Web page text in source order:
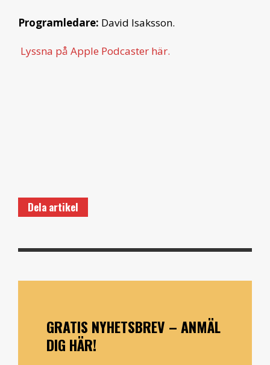
Programledare: David Isaksson.
Lyssna på Apple Podcaster här.
Dela artikel
GRATIS NYHETSBREV – ANMÄL
DIG HÄR!